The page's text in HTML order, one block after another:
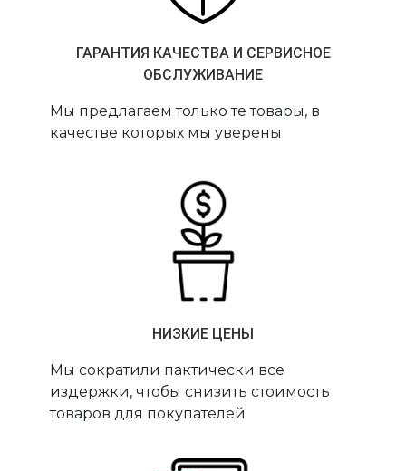
ГАРАНТИЯ КАЧЕСТВА И СЕРВИСНОЕ
ОБСЛУЖИВАНИЕ
Мы предлагаем только те товары, в
качестве которых мы уверены
НИЗКИЕ ЦЕНЫ
Мы сократили пактически все
издержки, чтобы снизить стоимость
товаров для покупателей